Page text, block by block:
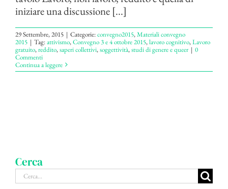
iniziare una discussione [...]
29 Settembre, 2015 | Categorie:convegno2015,Materiali convegno
2015 | Tag:attivismo,Convegno 3 e 4 ottobre 2015,lavoro cognitivo,Lavoro
gratuito,reddito,saperi collettivi,soggettività,studi di genere e queer | 0
Commenti
Continua a leggere
Cerca
Cerca